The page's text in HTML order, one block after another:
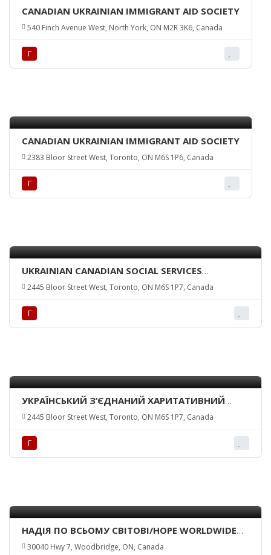
CANADIAN UKRAINIAN IMMIGRANT AID SOCIETY
540 Finch Avenue West, North York, ON M2R 3K6, Canada
Г
CANADIAN UKRAINIAN IMMIGRANT AID SOCIETY
2383 Bloor Street West, Toronto, ON M6S 1P6, Canada
Г
UKRAINIAN CANADIAN SOCIAL SERVICES
(TORONTO) INC.
2445 Bloor Street West, Toronto, ON M6S 1P7, Canada
Г
УКРАЇНСЬКИЙ З’ЄДНАНИЙ ХАРИТАТИВНИЙ
ФОНД/UNITED UKR. CHARITABLE TRUST
2445 Bloor Street West, Toronto, ON M6S 1P7, Canada
Г
НАДІЯ ПО ВСЬОМУ СВІТОВІ/HOPE WORLDWIDE
UKRAINE
30040 Hwy 7, Woodbridge, ON, Canada